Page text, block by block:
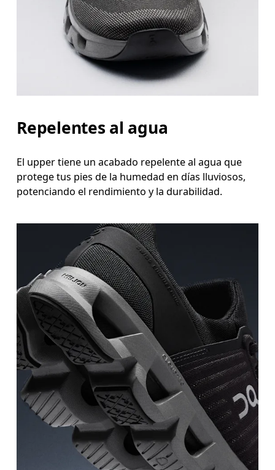
Repelentes al agua
El upper tiene un acabado repelente al agua que
protege tus pies de la humedad en días lluviosos,
potenciando el rendimiento y la durabilidad.